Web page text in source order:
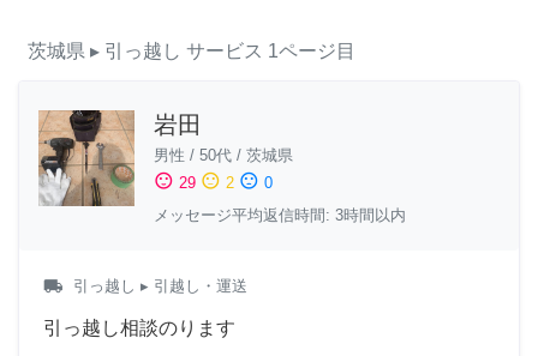
茨城県 ▸ 引っ越し サービス 1ページ目
岩田
男性 / 50代 / 茨城県
sentiment_satisfied 29 sentiment_neutral 2 sentiment_dissatisfied 0
メッセージ平均返信時間: 3時間以内
local_shipping 引っ越し ▸ 引越し・運送
引っ越し相談のります